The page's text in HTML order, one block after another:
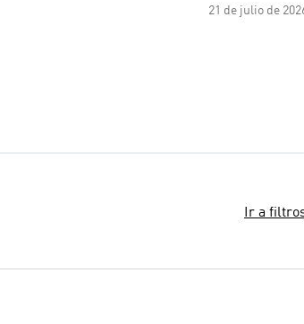
21 de julio de
Ir a